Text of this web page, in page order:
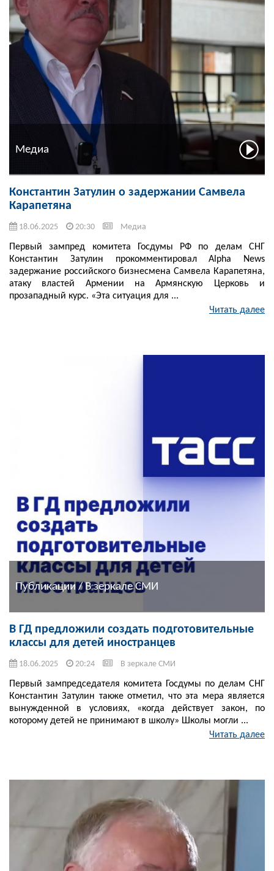
Медиа
Константин Затулин о задержании Самвела
Карапетяна
18.06.2025 20:30 Медиа
Первый зампред комитета Госдумы РФ по делам СНГ
Константин Затулин прокомментировал Alpha News
задержание российского бизнесмена Самвела Карапетяна,
атаку властей Армении на Армянскую Церковь и
прозападный курс. «Эта ситуация для ...
Читать далее
Публикации / В зеркале СМИ
В ГД предложили создать подготовительные
классы для детей иностранцев
18.06.2025 20:24 В зеркале СМИ
Первый зампредседателя комитета Госдумы по делам СНГ
Константин Затулин также отметил, что эта мера является
вынужденной в условиях, «когда действует закон, по
которому детей не принимают в школу» Школы могли ...
Читать далее